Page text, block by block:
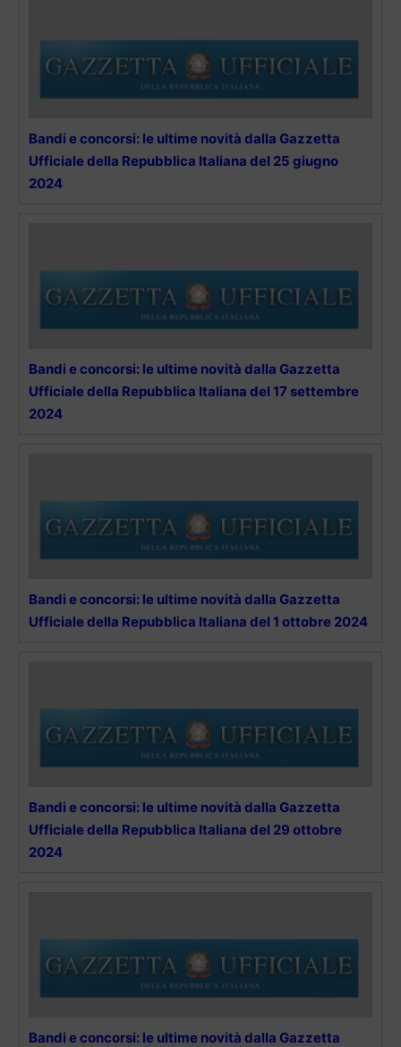
Bandi e concorsi: le ultime novità dalla Gazzetta
Ufficiale della Repubblica Italiana del 25 giugno
2024
Bandi e concorsi: le ultime novità dalla Gazzetta
Ufficiale della Repubblica Italiana del 17 settembre
2024
Bandi e concorsi: le ultime novità dalla Gazzetta
Ufficiale della Repubblica Italiana del 1 ottobre 2024
Bandi e concorsi: le ultime novità dalla Gazzetta
Ufficiale della Repubblica Italiana del 29 ottobre
2024
Bandi e concorsi: le ultime novità dalla Gazzetta